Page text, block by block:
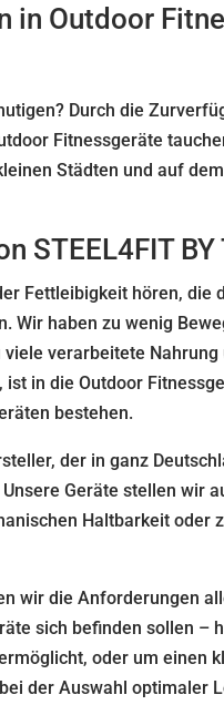
in Outdoor
Durch die
Fitnessgeräte
Städten und auf
STEEL4FIT BY
Fettleibigkeit hören, die
haben zu wenig
verarbeitete
in die Outdoor
bestehen.
der in ganz
Geräte stellen wir
Haltbarkeit oder
wir die Anforderungen
sich befinden sollen –
oder um einen
der Auswahl optimaler